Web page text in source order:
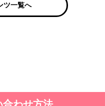
ツ一覧へ
合わせ方法